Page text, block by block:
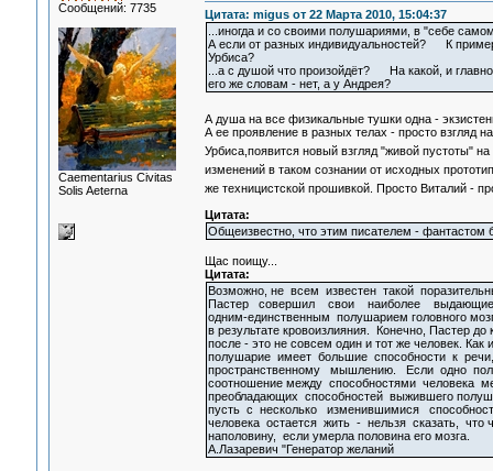
Сообщений: 7735
Сaementarius Civitas
Solis Aeterna
Цитата: migus от 22 Марта 2010, 15:04:37
...иногда и со своими полушариями, в "себе
А если от разных индивидуальностей? К
Урбиса?
...а с душой что произойдёт? На какой, и
его же словам - нет, а у Андрея?
А душа на все физикальные тушки одна -
А ее проявление в разных телах - просто взгляд
Урбиса,появится новый взгляд "живой пустоты"
изменений в таком сознании от исходных
же техницистской прошивкой. Просто Виталий -
Цитата:
Общеизвестно, что этим писателем - фантастом
Щас поищу...
Цитата:
Возможно, не всем известен такой
Пастер совершил свои наиболее
одним-единственным полушарием головного
в результате кровоизлияния. Конечно, Пастер до
после - это не совсем один и тот же человек. Как
полушарие имеет большие способности к
пространственному мышлению. Если одно
соотношение между способностями человека
преобладающих способностей выжившего
пусть с несколько изменившимися
человека остается жить - нельзя сказать, что
наполовину, если умерла половина его мозга.
А.Лазаревич "Генератор желаний